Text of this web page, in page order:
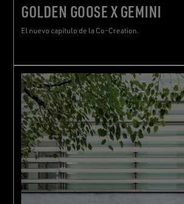
GOLDEN GOOSE X GEMINI
El nuevo capítulo de la Co-Creation.